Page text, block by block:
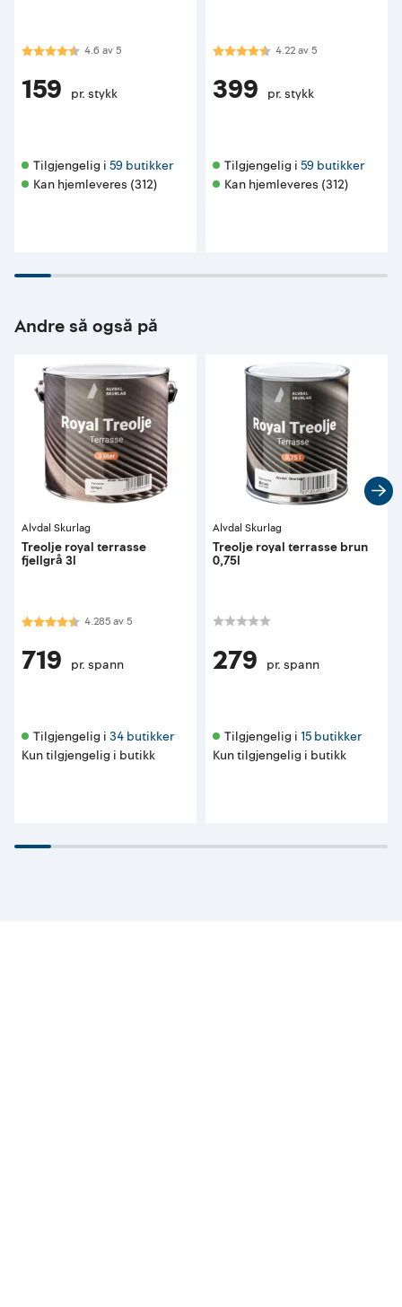
Karakter:4.6 av 5 mulige
4.6 av5
159 pr. stykk
Tilgjengelig i 59 butikker
Kan hjemleveres (312)
Karakter:4.2 av 5 mulige
4.22av5
399 pr. stykk
Tilgjengelig i 59 butikker
Kan hjemleveres (312)
Andre så også på
Alvdal Skurlag
Treolje royal terrasse
fjellgrå 3l
Karakter:4.3 av 5 mulige
4.285av5
719 pr. spann
Tilgjengelig i 34 butikker
Kun tilgjengelig i butikk
Alvdal Skurlag
Treolje royal terrasse brun
0,75l
279 pr. spann
Tilgjengelig i 15 butikker
Kun tilgjengelig i butikk